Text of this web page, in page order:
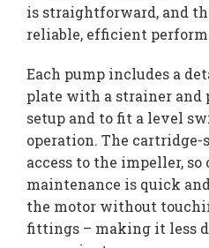
is straightforward, and
reliable, efficient
Each pump includes a
plate with a strainer and
setup and to fit a level
operation. The
access to the impeller,
maintenance is quick
the motor without
fittings – making it less